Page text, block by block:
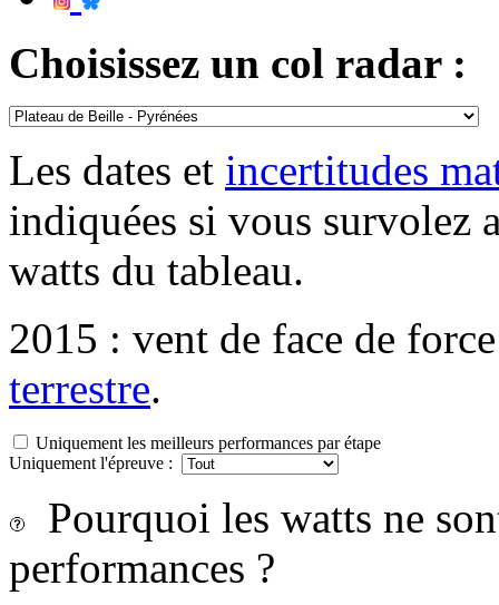
Choisissez un col radar :
Les dates et incertitudes
indiquées si vous survolez
watts du tableau.
2015 : vent de face de
terrestre.
Uniquement les meilleurs performances par étape
Uniquement l'épreuve :
Pourquoi les watts ne
performances ?